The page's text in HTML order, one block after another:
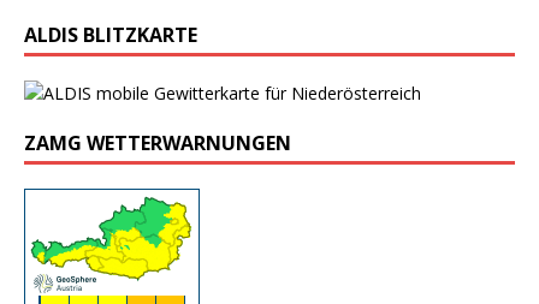
ALDIS BLITZKARTE
ZAMG WETTERWARNUNGEN